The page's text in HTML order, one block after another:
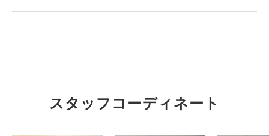
スタッフコーディネート